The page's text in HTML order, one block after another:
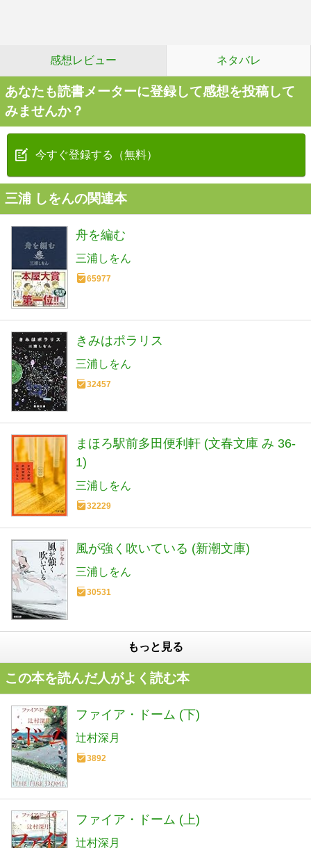
感想レビュー ネタバレ
あなたも読書メーターに登録して感想を投稿して
みませんか？
今すぐ登録する（無料）
三浦 しをんの関連本
舟を編む
三浦しをん
65977
きみはポラリス
三浦しをん
32457
まほろ駅前多田便利軒 (文春文庫 み 36-
1)
三浦しをん
32229
風が強く吹いている (新潮文庫)
三浦しをん
30531
もっと見る
この本を読んだ人がよく読む本
ファイア・ドーム (下)
辻村深月
3892
ファイア・ドーム (上)
辻村深月